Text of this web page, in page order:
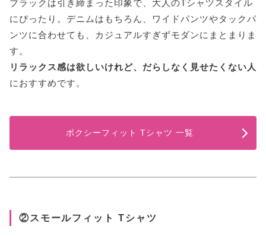
ブラックは引き締まった印象で、大人のTシャツスタイル
にぴったり。デニムはもちろん、ワイドパンツやタックパ
ンツに合わせても、カジュアルすぎずモダンにまとまりま
す。
リラックス感は欲しいけれど、だらしなく見せたくない人
におすすめです。
ボクシーフィット Tシャツ 一覧
②スモールフィット Tシャツ